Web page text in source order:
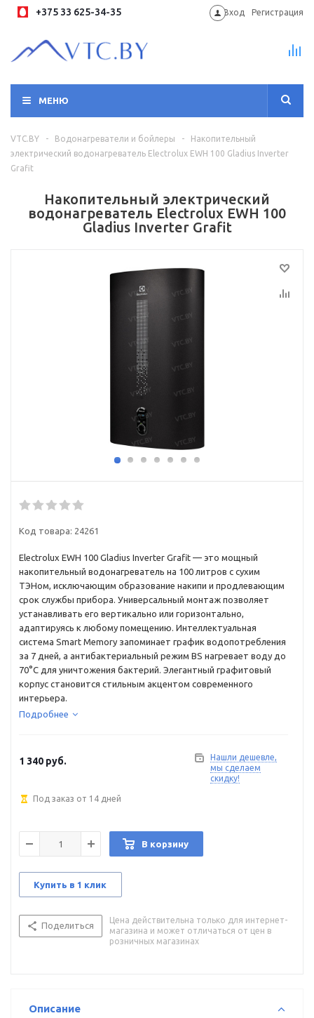
+375 33 625-34-35 Вход Регистрация
МЕНЮ
VTC.BY - Водонагреватели и бойлеры -
Накопительный
электрический водонагреватель Electrolux EWH 100 Gladius Inverter
Grafit
Накопительный электрический
водонагреватель Electrolux EWH 100
Gladius Inverter Grafit
Код товара: 24261
Electrolux EWH 100 Gladius Inverter Grafit — это мощный
накопительный водонагреватель на 100 литров с сухим
ТЭНом, исключающим образование накипи и продлевающим
срок службы прибора. Универсальный монтаж позволяет
устанавливать его вертикально или горизонтально,
адаптируясь к любому помещению. Интеллектуальная
система Smart Memory запоминает график водопотребления
за 7 дней, а антибактериальный режим BS нагревает воду до
70°C для уничтожения бактерий. Элегантный графитовый
корпус становится стильным акцентом современного
интерьера.
Подробнее
1 340 руб.
Нашли дешевле,
мы сделаем
скидку!
Под заказ от 14 дней
В корзину
Купить в 1 клик
Поделиться
Цена действительна только для интернет-
магазина и может отличаться от цен в
розничных магазинах
Описание